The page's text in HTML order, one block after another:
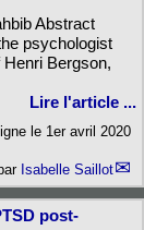
Abstract
psychologist
Bergson,
Lire l'article ...
le 1er avril 2020
Isabelle Saillot
post-